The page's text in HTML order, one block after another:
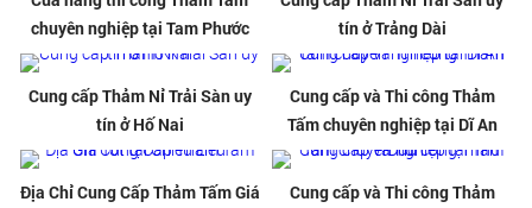
chuyên nghiệp tại Tam Phước
tín ở Trảng Dài
Cung cấp Thảm Nỉ Trải Sàn uy
tín ở Hố Nai
Cung cấp và Thi công Thảm
Tấm chuyên nghiệp tại Dĩ An
Địa Chỉ Cung Cấp Thảm Tấm Giá
Cung cấp và Thi công Thảm